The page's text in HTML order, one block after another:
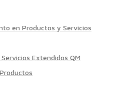
en Productos y Servicios
Extendidos QM